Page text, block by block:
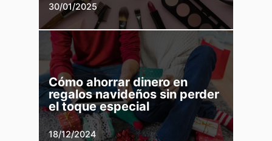
30/01/2025
Cómo ahorrar dinero en
regalos navideños sin perder
el toque especial
18/12/2024